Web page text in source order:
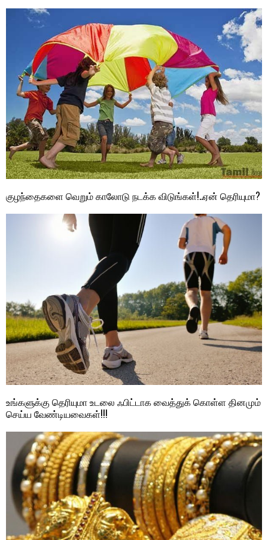
குழந்தைகளை வெறும் காலோடு நடக்க விடுங்கள்!..ஏன் தெரியுமா?
உங்களுக்கு தெரியுமா உடலை ஃபிட்டாக வைத்துக் கொள்ள தினமும்
செய்ய வேண்டியவைகள்!!!